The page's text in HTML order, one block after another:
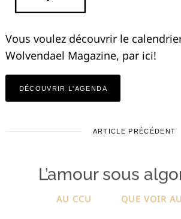
Vous voulez découvrir le
Wolvendael Magazine, par ici!
DÉCOUVRIR L'AGENDA
ARTICLE PRÉCÉDENT
L’amour sous
AU CCU QUE VOIR